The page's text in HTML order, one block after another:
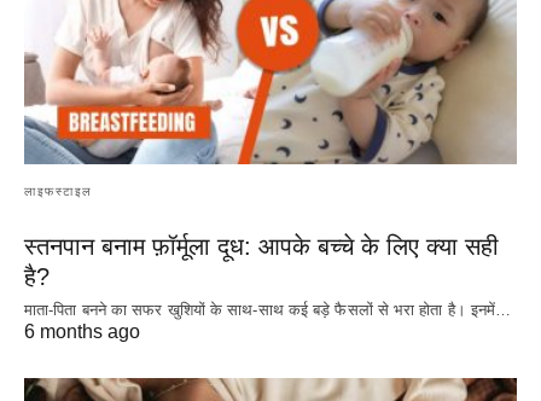
लाइफस्टाइल
स्तनपान बनाम फ़ॉर्मूला दूध: आपके बच्चे के लिए क्या सही
है?
माता-पिता बनने का सफर खुशियों के साथ-साथ कई बड़े फैसलों से भरा होता है। इनमें…
6 months ago